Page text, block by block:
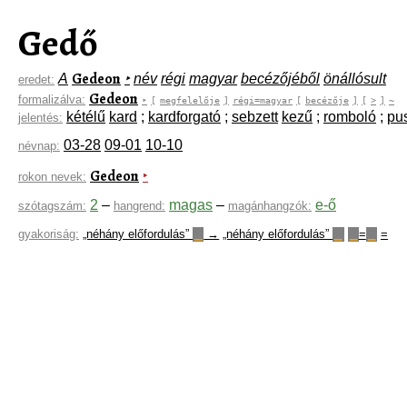
Gedő
eredet: A Gedeon ‣ név régi magyar becézőjéből önállósult
formalizálva: Gedeon ‣ [ megfelelője ] régi=magyar [ becézője ] [ > ] ~
jelentés: kétélű kard ; kardforgató ; sebzett kezű ; romboló ;
névnap: 03-28 09-01 10-10
rokon nevek: Gedeon ‣
szótagszám: 2 – hangrend: magas – magánhangzók: e-ő
gyakoriság: „néhány előfordulás” → „néhány előfordulás” = =